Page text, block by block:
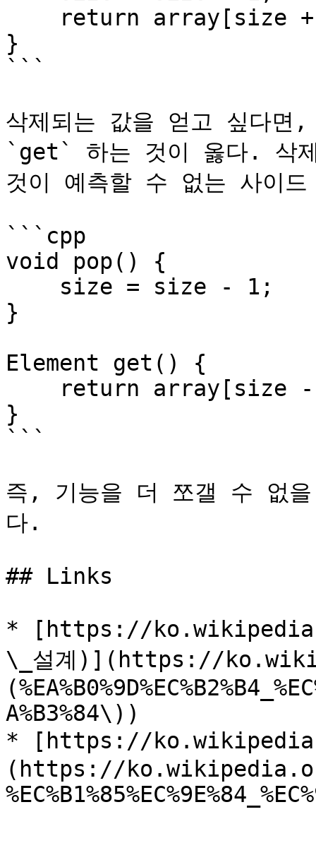
}
```
삭제되는 값을 얻고 싶다
`get` 하는 것이 옳다. 삭
것이 예측할 수 없는 사이
```cpp
void pop() {
}
Element get() {
}
```
즉, 기능을 더 쪼갤 수 없
다.
## Links
* [https://
\_설계)](https://
A%B3%84\))
* [https://
(https://ko.wikipedia.org/